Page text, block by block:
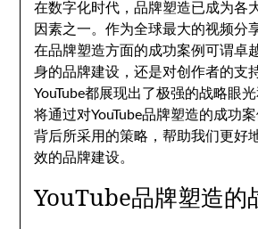
在数字化时代，品牌塑造已成为各
因素之一。作为全球最大的视频分
在品牌塑造方面的成功案例可谓卓
身的品牌建设，还是对创作者的支
YouTube都展现出了极强的战略眼
将通过对YouTube品牌塑造的成功
背后所采用的策略，帮助我们更好
效的品牌建设。
YouTube品牌塑造的